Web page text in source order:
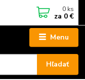
Menu
Hľadať
0 ks
za 0 €